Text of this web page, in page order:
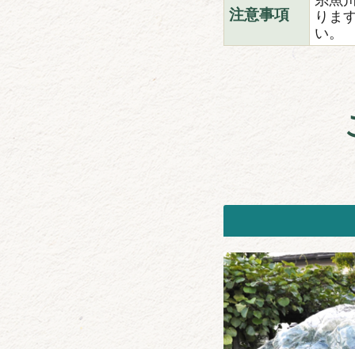
注意事項
りま
い。